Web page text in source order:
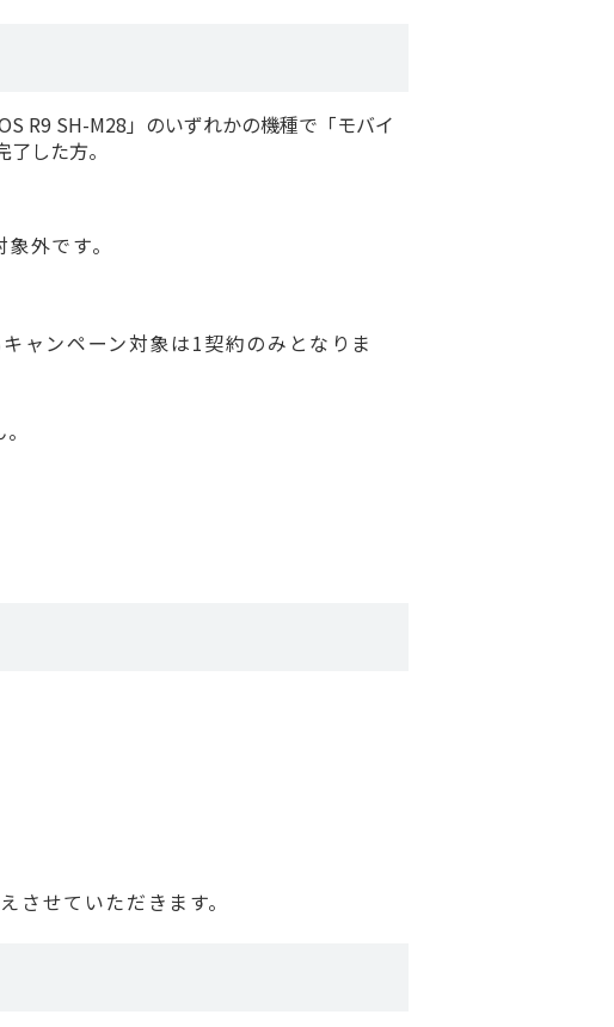
R9 SH-M28」のいずれかの機種で「モバイ
した方。
外です。
ャンペーン対象は1契約のみとなりま
せていただきます。